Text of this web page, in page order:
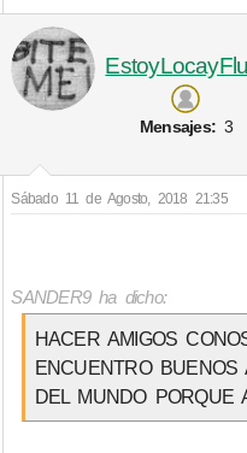
Mensajes: 3
Sábado 11 de Agosto, 2018 21:35
SANDER9 ha dicho:
HACER AMIGOS
ENCUENTRO
DEL MUNDO PORQUE